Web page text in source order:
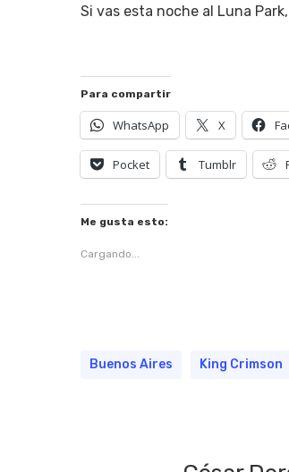
Si vas esta noche al Luna
Para compartir
WhatsApp X
Pocket Tumblr
Me gusta esto:
Cargando...
Buenos Aires King Crimson